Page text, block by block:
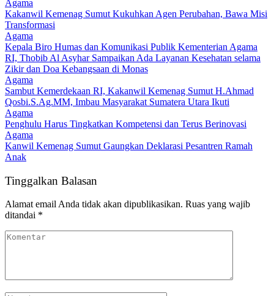
Agama
Kakanwil Kemenag Sumut Kukuhkan Agen Perubahan, Bawa Misi
Transformasi
Agama
Kepala Biro Humas dan Komunikasi Publik Kementerian Agama
RI, Thobib Al Asyhar Sampaikan Ada Layanan Kesehatan selama
Zikir dan Doa Kebangsaan di Monas
Agama
Sambut Kemerdekaan RI, Kakanwil Kemenag Sumut H.Ahmad
Qosbi.S.Ag.MM, Imbau Masyarakat Sumatera Utara Ikuti
Agama
Penghulu Harus Tingkatkan Kompetensi dan Terus Berinovasi
Agama
Kanwil Kemenag Sumut Gaungkan Deklarasi Pesantren Ramah
Anak
Tinggalkan Balasan
Alamat email Anda tidak akan dipublikasikan. Ruas yang wajib
ditandai *